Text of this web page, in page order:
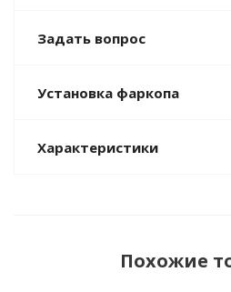
Задать вопрос
Установка фаркопа
Характеристики
Похожие